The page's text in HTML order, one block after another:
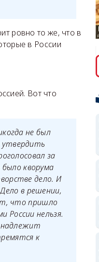
ровно то же, что в
в России
Вот что
не был
утвердить
за
кворума
дело. И
в решении,
что пришло
нельзя.
к